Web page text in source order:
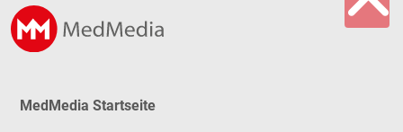
MedMedia Startseite